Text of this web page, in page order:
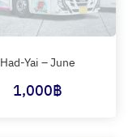
Had-Yai – June
1,000฿